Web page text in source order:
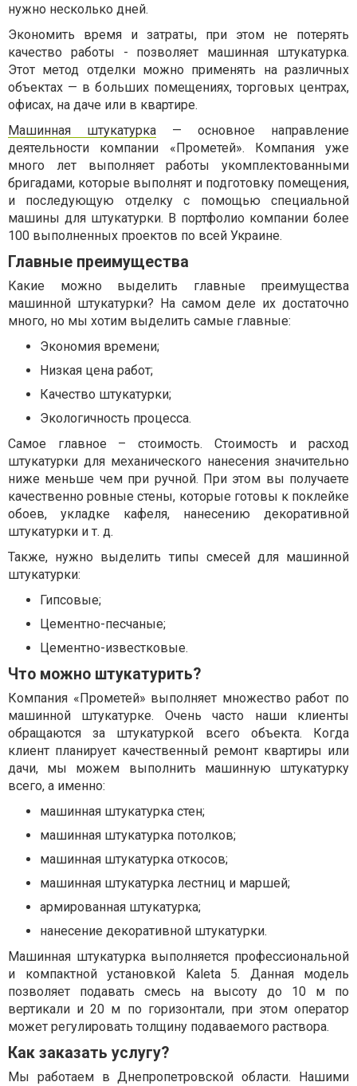
нужно несколько дней.
Экономить время и затраты, при этом не потерять
качество работы - позволяет машинная штукатурка.
Этот метод отделки можно применять на различных
объектах — в больших помещениях, торговых центрах,
офисах, на даче или в квартире.
Машинная штукатурка — основное направление
деятельности компании «Прометей». Компания уже
много лет выполняет работы укомплектованными
бригадами, которые выполнят и подготовку помещения,
и последующую отделку с помощью специальной
машины для штукатурки. В портфолио компании более
100 выполненных проектов по всей Украине.
Главные преимущества
Какие можно выделить главные преимущества
машинной штукатурки? На самом деле их достаточно
много, но мы хотим выделить самые главные:
Экономия времени;
Низкая цена работ;
Качество штукатурки;
Экологичность процесса.
Самое главное – стоимость. Стоимость и расход
штукатурки для механического нанесения значительно
ниже меньше чем при ручной. При этом вы получаете
качественно ровные стены, которые готовы к поклейке
обоев, укладке кафеля, нанесению декоративной
штукатурки и т. д.
Также, нужно выделить типы смесей для машинной
штукатурки:
Гипсовые;
Цементно-песчаные;
Цементно-известковые.
Что можно штукатурить?
Компания «Прометей» выполняет множество работ по
машинной штукатурке. Очень часто наши клиенты
обращаются за штукатуркой всего объекта. Когда
клиент планирует качественный ремонт квартиры или
дачи, мы можем выполнить машинную штукатурку
всего, а именно:
машинная штукатурка стен;
машинная штукатурка потолков;
машинная штукатурка откосов;
машинная штукатурка лестниц и маршей;
армированная штукатурка;
нанесение декоративной штукатурки.
Машинная штукатурка выполняется профессиональной
и компактной установкой Kaleta 5. Данная модель
позволяет подавать смесь на высоту до 10 м по
вертикали и 20 м по горизонтали, при этом оператор
может регулировать толщину подаваемого раствора.
Как заказать услугу?
Мы работаем в Днепропетровской области. Нашими